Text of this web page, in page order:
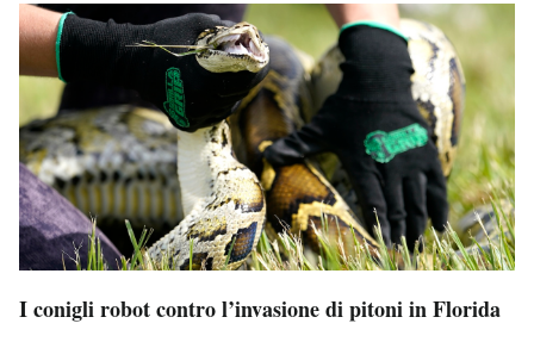
I conigli robot contro l’invasione di pitoni in Florida